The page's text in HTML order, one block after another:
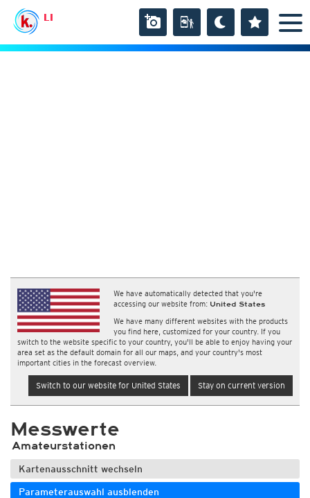
LI
We have automatically detected that you're
accessing our website from: United States
We have many different websites with the products
you find here, customized for your country. If you
switch to the website specific to your country, you'll be able to enjoy having your
area set as the default domain for all our maps, and your country's most
important cities in the forecast overview.
Switch to our website for United States Stay on current version
Messwerte
Amateurstationen
Kartenausschnitt wechseln
Parameterauswahl ausblenden